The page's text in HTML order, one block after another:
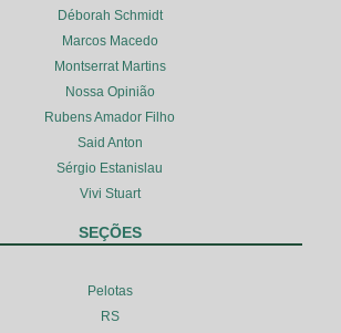
Déborah Schmidt
Marcos Macedo
Montserrat Martins
Nossa Opinião
Rubens Amador Filho
Said Anton
Sérgio Estanislau
Vivi Stuart
SEÇÕES
Pelotas
RS